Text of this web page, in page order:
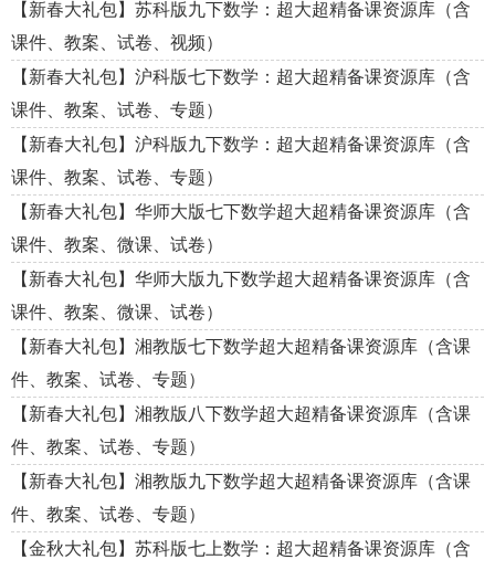
【新春大礼包】苏科版九下数学：超大超精备课资源库（含
课件、教案、试卷、视频）
【新春大礼包】沪科版七下数学：超大超精备课资源库（含
课件、教案、试卷、专题）
【新春大礼包】沪科版九下数学：超大超精备课资源库（含
课件、教案、试卷、专题）
【新春大礼包】华师大版七下数学超大超精备课资源库（含
课件、教案、微课、试卷）
【新春大礼包】华师大版九下数学超大超精备课资源库（含
课件、教案、微课、试卷）
【新春大礼包】湘教版七下数学超大超精备课资源库（含课
件、教案、试卷、专题）
【新春大礼包】湘教版八下数学超大超精备课资源库（含课
件、教案、试卷、专题）
【新春大礼包】湘教版九下数学超大超精备课资源库（含课
件、教案、试卷、专题）
【金秋大礼包】苏科版七上数学：超大超精备课资源库（含